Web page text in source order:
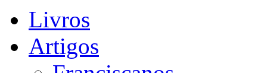
Livros
Artigos